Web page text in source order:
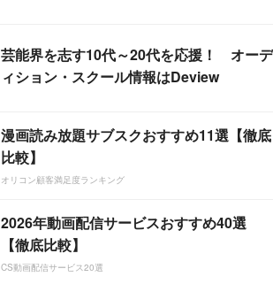
芸能界を志す10代～20代を応援！ オーデ
ィション・スクール情報はDeview
漫画読み放題サブスクおすすめ11選【徹底
比較】
オリコン顧客満足度ランキング
2026年動画配信サービスおすすめ40選
【徹底比較】
CS動画配信サービス20選